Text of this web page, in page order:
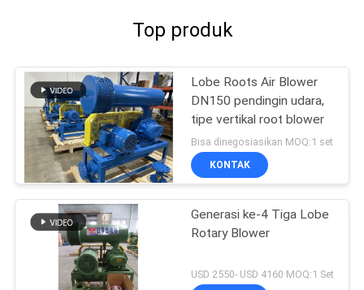
Top produk
Lobe Roots Air Blower
DN150 pendingin udara,
tipe vertikal root blower
Bisa dinegosiasikan MOQ:1 set
KONTAK
Generasi ke-4 Tiga Lobe
Rotary Blower
USD 2550- USD 4160 MOQ:1 Set